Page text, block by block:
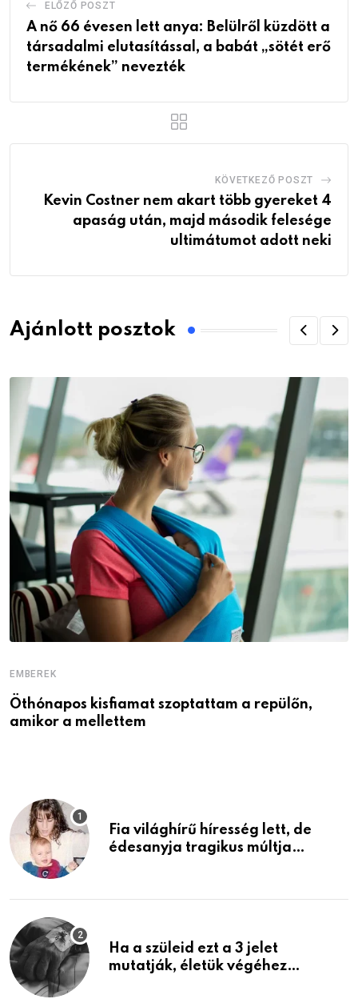
ELŐZŐ POSZT
A nő 66 évesen lett anya: Belülről küzdött a
társadalmi elutasítással, a babát „sötét erő
termékének” nevezték
KÖVETKEZŐ POSZT
Kevin Costner nem akart több gyereket 4
apaság után, majd második felesége
ultimátumot adott neki
Ajánlott posztok
EMBEREK
Öthónapos kisfiamat szoptattam a repülőn,
amikor a mellettem
Fia világhírű híresség lett, de
édesanyja tragikus múltja
Ha a szüleid ezt a 3 jelet
mutatják, életük végéhez